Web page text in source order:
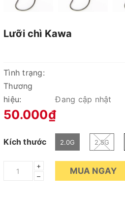
Lưỡi chì Kawa
Tình trạng:
Thương
hiệu:
Đang cập nhật
50.000₫
Kích thước 2.0G 2.5G
+
–
MUA NGAY